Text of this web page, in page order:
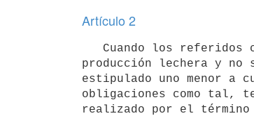
Artículo 2
producción lechera y no
estipulado uno menor a
obligaciones como tal,
realizado por el término